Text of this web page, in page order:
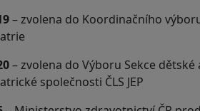
– zvolena do Koordinačního
– zvolena do Výboru Sekce
společnosti ČLS JEP